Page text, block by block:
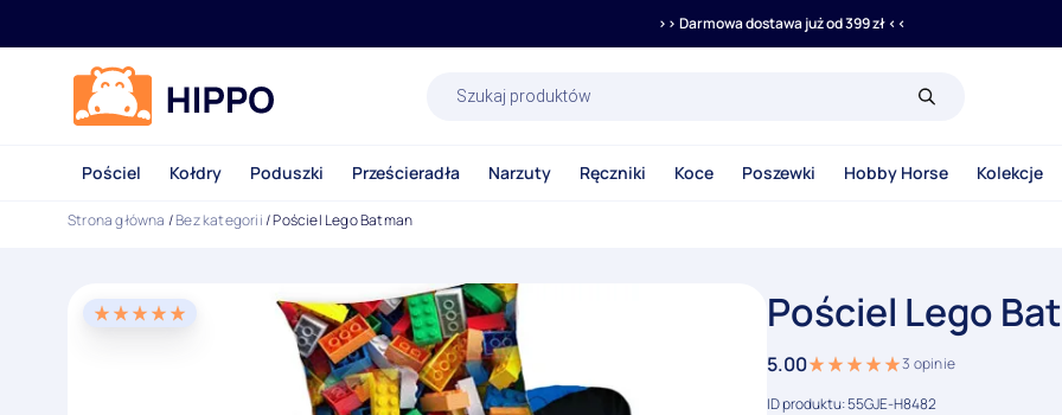
>> Darmowa dostawa już od 399 zł <<
produktów
Pościel Kołdry Poduszki Prześcieradła Narzuty Ręczniki Koce Poszewki Hobby Horse Kolekcje
Strona główna /Bez kategorii/ Pościel Lego Batman
Pościel Lego
5.00 3 opinie
ID produktu: 55GJE-H8482